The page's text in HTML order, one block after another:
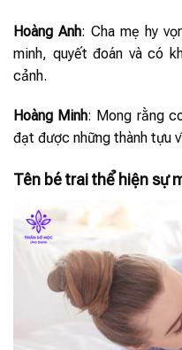
Hoàng Anh: Cha mẹ hy
minh, quyết đoán và có
cảnh.
Hoàng Minh: Mong rằng
đạt được những thành tựu
Tên bé trai thể hiện sự